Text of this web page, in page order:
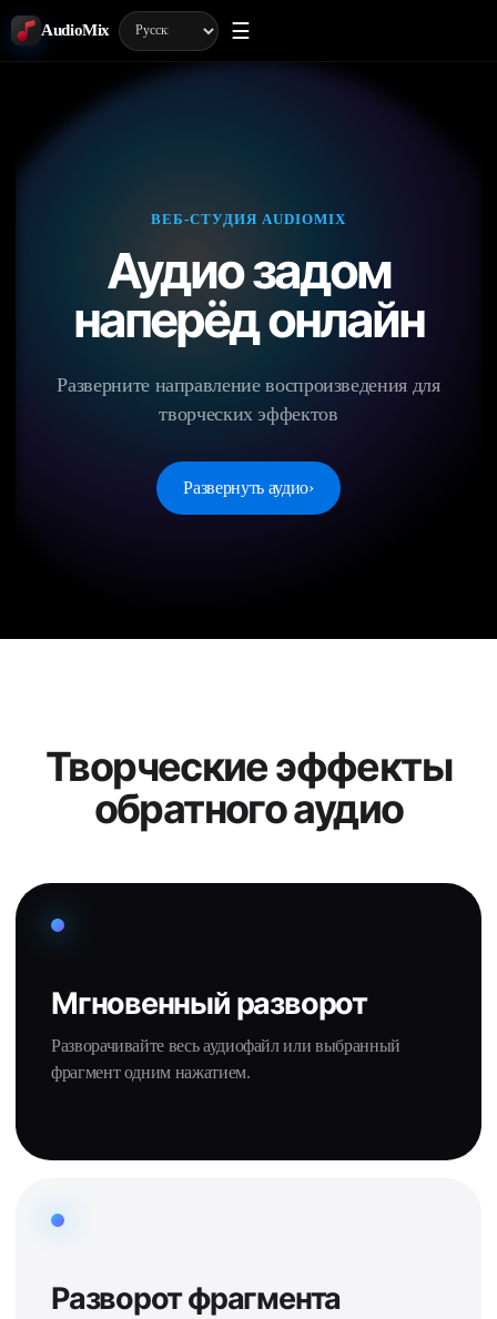
AudioMix ☰
ВЕБ-СТУДИЯ AUDIOMIX
Аудио задом
наперёд онлайн
Разверните направление воспроизведения для
творческих эффектов
Развернуть аудио›
Творческие эффекты
обратного аудио
Мгновенный разворот
Разворачивайте весь аудиофайл или выбранный
фрагмент одним нажатием.
Разворот фрагмента